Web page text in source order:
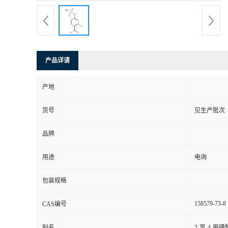
产品详请
产地
货号 见生产批次
品牌
用途 电询
包装规格
CAS编号 158579-73-8